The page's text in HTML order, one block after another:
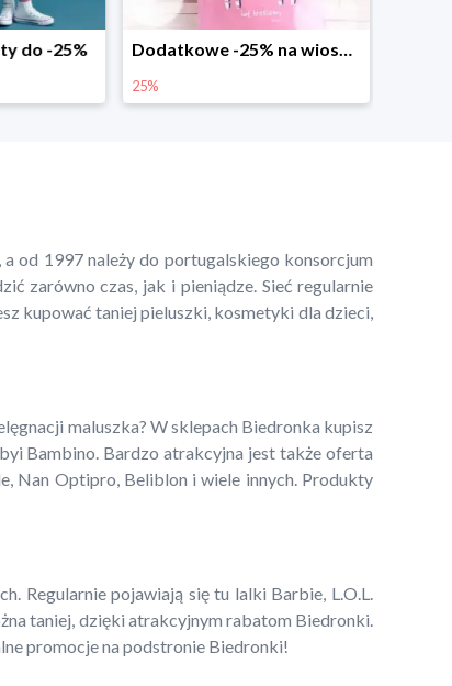
do -25% Dodatkowe -25% na wiosenne nowości
25%
od 1997 należy do portugalskiego konsorcjum
zarówno czas, jak i pieniądze. Sieć regularnie
kupować taniej pieluszki, kosmetyki dla dzieci,
maluszka? W sklepach Biedronka kupisz
Bambino. Bardzo atrakcyjna jest także oferta
Nan Optipro, Beliblon i wiele innych. Produkty
Regularnie pojawiają się tu lalki Barbie, L.O.L.
taniej, dzięki atrakcyjnym rabatom Biedronki.
promocje na podstronie Biedronki!